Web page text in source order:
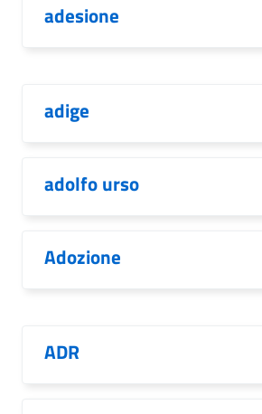
adesione
adige
adolfo urso
Adozione
ADR